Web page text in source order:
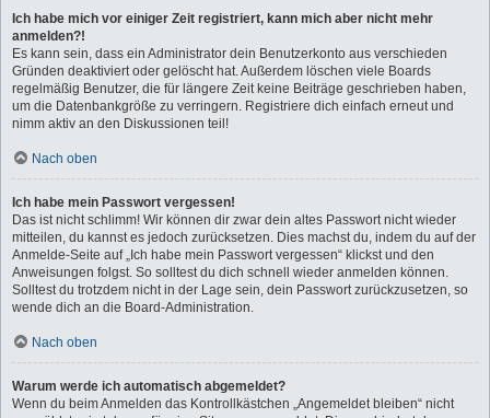
Ich habe mich vor einiger Zeit registriert, kann mich aber nicht mehr
anmelden?!
Es kann sein, dass ein Administrator dein Benutzerkonto aus verschieden
Gründen deaktiviert oder gelöscht hat. Außerdem löschen viele Boards
regelmäßig Benutzer, die für längere Zeit keine Beiträge geschrieben haben,
um die Datenbankgröße zu verringern. Registriere dich einfach erneut und
nimm aktiv an den Diskussionen teil!
Nach oben
Ich habe mein Passwort vergessen!
Das ist nicht schlimm! Wir können dir zwar dein altes Passwort nicht wieder
mitteilen, du kannst es jedoch zurücksetzen. Dies machst du, indem du auf der
Anmelde-Seite auf „Ich habe mein Passwort vergessen“ klickst und den
Anweisungen folgst. So solltest du dich schnell wieder anmelden können.
Solltest du trotzdem nicht in der Lage sein, dein Passwort zurückzusetzen, so
wende dich an die Board-Administration.
Nach oben
Warum werde ich automatisch abgemeldet?
Wenn du beim Anmelden das Kontrollkästchen „Angemeldet bleiben“ nicht